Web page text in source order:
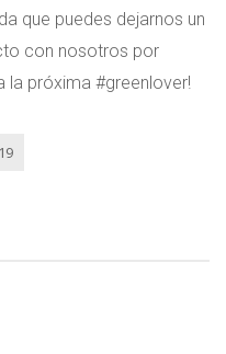
que puedes dejarnos un
con nosotros por
la próxima #greenlover!